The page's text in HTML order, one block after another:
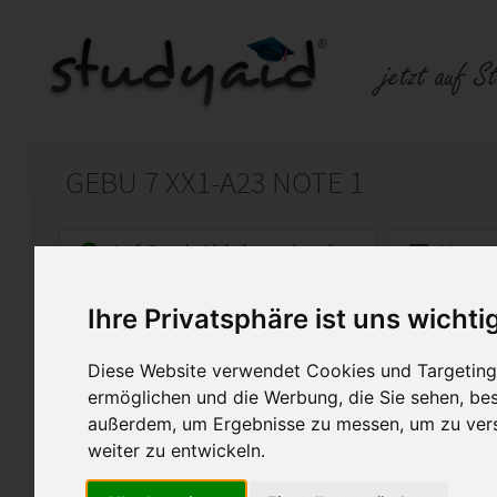
Ihre Privatsphäre ist uns
Diese Website verwendet Cookies und
ermöglichen und die Werbung, die Sie sehen,
außerdem, um Ergebnisse zu messen, um zu
weiter zu entwickeln.
GEBU 7 XX1-A23 NOTE 1
Auf StudyAid.de verkaufen
Startseite Abitur und Hochschule
GEBU 4 XX1-A27
ILS Einsendeaufgabe GEBU 7
Note 1